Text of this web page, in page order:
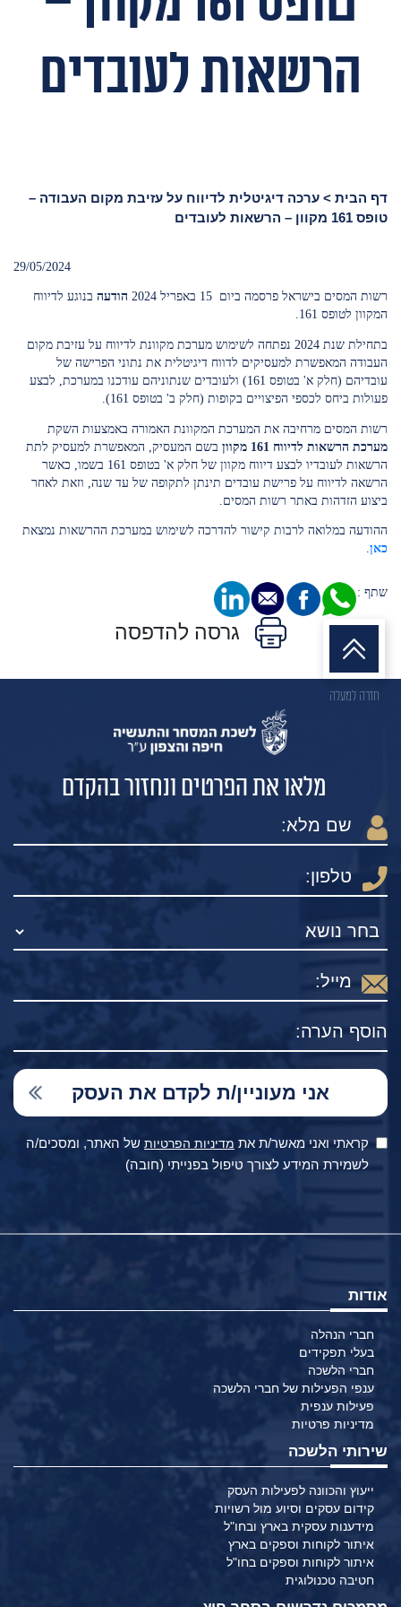
הרשאות לעובדים
דף הבית > ערכה דיגיטלית לדיווח על עזיבת מקום העבודה –
טופס 161 מקוון – הרשאות לעובדים
29/05/2024
רשות המסים בישראל פרסמה ביום 15 באפריל 2024 הודעה בנוגע לדיווח
המקוון לטופס 161.
בתחילת שנת 2024 נפתחה לשימוש מערכת מקוונת לדיווח על עזיבת מקום
העבודה המאפשרת למעסיקים לדווח דיגיטלית את נתוני הפרישה של
עובדיהם (חלק א' בטופס 161) ולעובדים שנתוניהם עודכנו במערכת, לבצע
פעולות ביחס לכספי הפיצויים בקופות (חלק ב' בטופס 161).
רשות המסים מרחיבה את המערכת המקוונת האמורה באמצעות השקת
מערכת הרשאות לדיווח 161 מקוון
בשם המעסיק, המאפשרת למעסיק לתת
הרשאות לעובדיו לבצע דיווח מקוון של חלק א' בטופס 161 בשמו, כאשר
הרשאה לדיווח על פרישת עובדים תינתן לתקופה של עד שנה, וזאת לאחר
ביצוע הזדהות באתר רשות המסים.
ההודעה במלואה לרבות קישור להדרכה לשימוש במערכת ההרשאות נמצאת
כאן.
שתף :
גרסה להדפסה
חזרה למעלה
מלאו את הפרטים ונחזור בהקדם
קראתי ואני מאשר/ת את מדיניות הפרטיות של האתר, ומסכים/ה
לשמירת המידע לצורך טיפול בפנייתי (חובה)
אודות
חברי הנהלה
בעלי תפקידים
חברי הלשכה
ענפי הפעילות של חברי הלשכה
פעילות ענפית
מדיניות פרטיות
שירותי הלשכה
ייעוץ והכוונה לפעילות העסק
קידום עסקים וסיוע מול רשויות
מידענות עסקית בארץ ובחו"ל
איתור לקוחות וספקים בארץ
איתור לקוחות וספקים בחו"ל
חטיבה טכנולוגית